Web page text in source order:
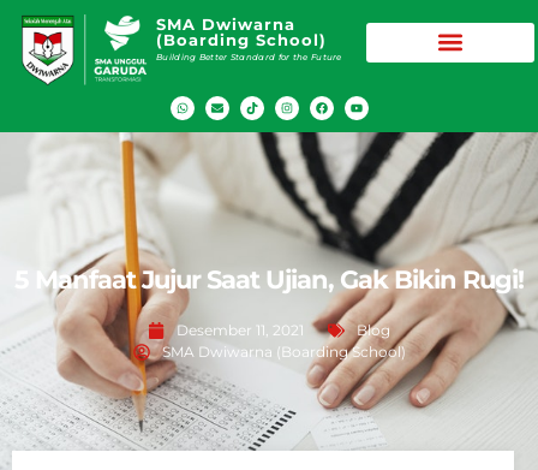
SMA Dwiwarna
(Boarding School)
Building Better Standard for the Future
5 Manfaat Jujur Saat Ujian, Gak Bikin Rugi!
Desember 11, 2021
Blog
SMA Dwiwarna (Boarding School)